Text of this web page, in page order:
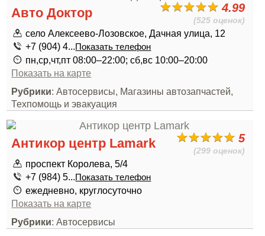
4.99
(525 оценок)
Авто Доктор
село Алексеево-Лозовское, Дачная улица, 12
+7 (904) 4...Показать телефон
пн,ср,чт,пт 08:00–22:00; сб,вс 10:00–20:00
Показать на карте
Рубрики: Автосервисы, Магазины автозапчастей,
Техпомощь и эвакуация
5
(299 оценок)
Антикор центр Lamark
проспект Королева, 5/4
+7 (984) 5...Показать телефон
ежедневно, круглосуточно
Показать на карте
Рубрики: Автосервисы